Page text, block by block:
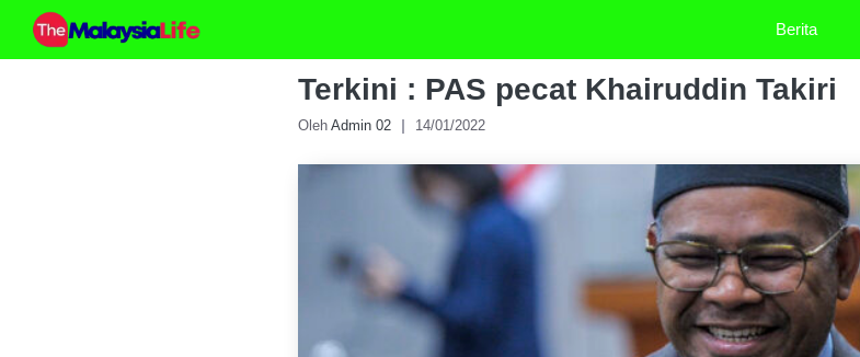
Skip
Berita
Terkini : PAS pecat Khairuddin Takiri
Oleh Admin 02 14/01/2022